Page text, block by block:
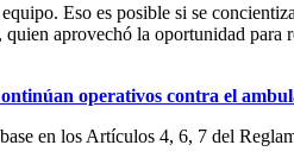
Eso es posible si se
aprovechó la oportunidad para
operativos contra el
en los Artículos 4, 6, 7 del